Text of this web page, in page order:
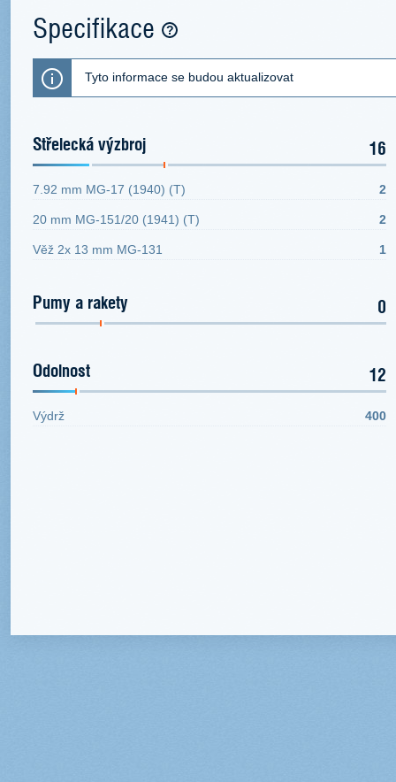
Specifikace
Tyto informace se budou aktualizovat
Střelecká výzbroj 16
7.92 mm MG-17 (1940) (T) 2
20 mm MG-151/20 (1941) (T) 2
Věž 2x 13 mm MG-131 1
Pumy a rakety 0
Odolnost 12
Výdrž 400